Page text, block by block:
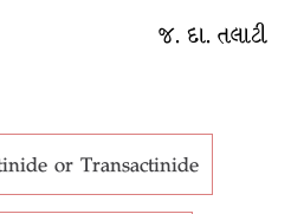
જ. દા. તલાટી
or Transactinide